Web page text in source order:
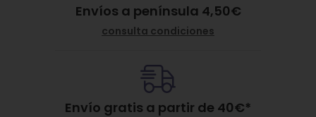
Envíos a península 4,50€
consulta condiciones
Envío gratis a partir de 40€*